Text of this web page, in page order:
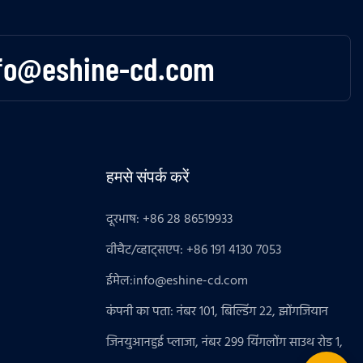
cd.com
हमसे संपर्क करें
दूरभाष: +86 28 86519933
वीचैट/व्हाट्सएप: +86 191 4130 7053
ईमेल:info@eshine-cd.com
कंपनी का पता: नंबर 101, बिल्डिंग 22, झोंगजियान
जिनयुआनहुई प्लाजा, नंबर 299 यिंगलोंग साउथ रोड 1,